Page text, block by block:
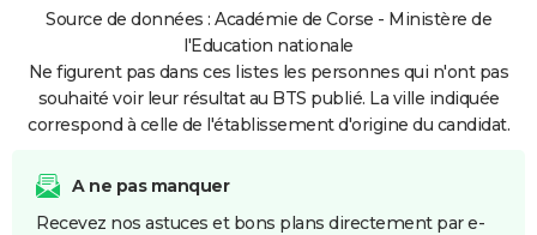
Source de données : Académie de Corse - Ministère de
l'Education nationale
Ne figurent pas dans ces listes les personnes qui n'ont pas
souhaité voir leur résultat au BTS publié. La ville indiquée
correspond à celle de l'établissement d'origine du candidat.
A ne pas manquer
Recevez nos astuces et bons plans directement par e-